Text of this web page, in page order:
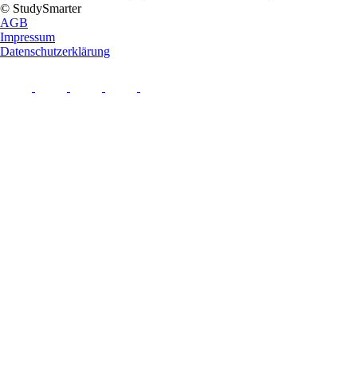
© StudySmarter
AGB
Impressum
Datenschutzerklärung